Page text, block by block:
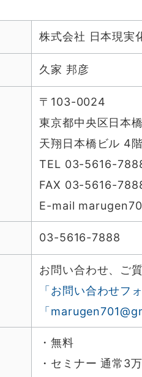
株式会社 日本現実
久家 邦彦
〒103-0024
東京都中央区日本
天翔日本橋ビル 4階
TEL 03-5616-
FAX 03-5616-
E-mail
03-5616-7888
お問い合わせ、ご
「お問い合わせフ
「
・無料
・セミナー 通常3